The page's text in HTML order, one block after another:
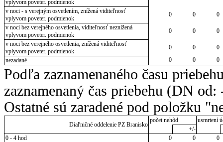
vplyvom poveter. podmienok
v noci - s verejným osvetlením, znížená viditeľnosť
vplyvom poveter. podmienok
0 0
0
v noci bez verejného osvetlenia, viditeľnosť neznížená
vplyvom poveter. podmienok
0 0
0
v noci bez verejného osvetlenia, znížená viditeľnosť
vplyvom poveter. podmienok
0 0
0
nezadané
0 0 0
Podľa zaznamenaného času
zaznamenaný čas priebehu (DN
Ostatné sú zaradené pod položku
Diaľničné oddelenie PZ Branisko
počet nehôd
usmrtení
+/-
0 - 4 hod
0 0
0